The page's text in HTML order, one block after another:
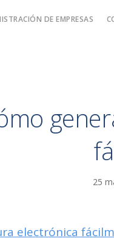
DE EMPRESAS
25
electrónica